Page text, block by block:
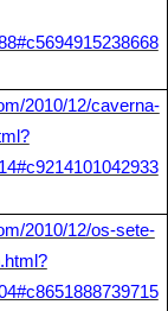
2010/12/caverna-
2010/12/os-sete-